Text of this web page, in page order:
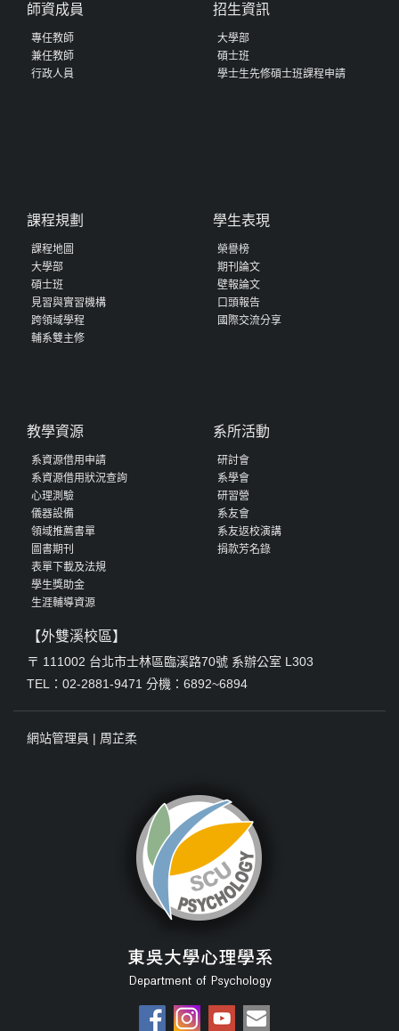
師資成員
專任教師
兼任教師
行政人員
招生資訊
大學部
碩士班
學士生先修碩士班課程申請
課程規劃
課程地圖
大學部
碩士班
見習與實習機構
跨領域學程
輔系雙主修
學生表現
榮譽榜
期刊論文
壁報論文
口頭報告
國際交流分享
教學資源
系資源借用申請
系資源借用狀況查詢
心理測驗
儀器設備
領域推薦書單
圖書期刊
表單下載及法規
學生獎助金
生涯輔導資源
系所活動
研討會
系學會
研習營
系友會
系友返校演講
捐款芳名錄
【外雙溪校區】
〒 111002 台北市士林區臨溪路70號 系辦公室 L303
TEL：02-2881-9471 分機：6892~6894
網站管理員 | 周芷柔